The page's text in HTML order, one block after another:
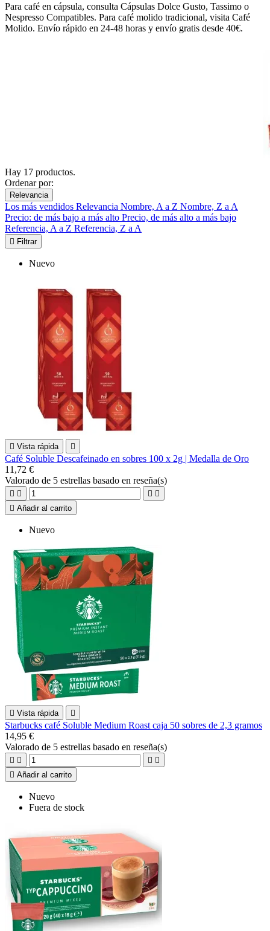
Para café en cápsula, consulta Cápsulas Dolce Gusto, Tassimo o
Nespresso Compatibles. Para café molido tradicional, visita Café
Molido. Envío rápido en 24-48 horas y envío gratis desde 40€.
Hay 17 productos.
Ordenar por:
Relevancia
Los más vendidos Relevancia Nombre, A a Z Nombre, Z a A
Precio: de más bajo a más alto Precio, de más alto a más bajo
Referencia, A a Z Referencia, Z a A
 Filtrar
Nuevo
 Vista rápida 
Café Soluble Descafeinado en sobres 100 x 2g | Medalla de Oro
11,72 €
Valorado de 5 estrellas basado en reseña(s)
   
 Añadir al carrito
Nuevo
 Vista rápida 
Starbucks café Soluble Medium Roast caja 50 sobres de 2,3 gramos
14,95 €
Valorado de 5 estrellas basado en reseña(s)
   
 Añadir al carrito
Nuevo
Fuera de stock